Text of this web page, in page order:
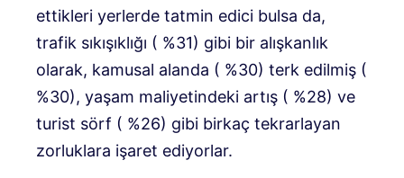
ettikleri yerlerde tatmin edici bulsa da,
trafik sıkışıklığı ( %31) gibi bir alışkanlık
olarak, kamusal alanda ( %30) terk edilmiş (
%30), yaşam maliyetindeki artış ( %28) ve
turist sörf ( %26) gibi birkaç tekrarlayan
zorluklara işaret ediyorlar.